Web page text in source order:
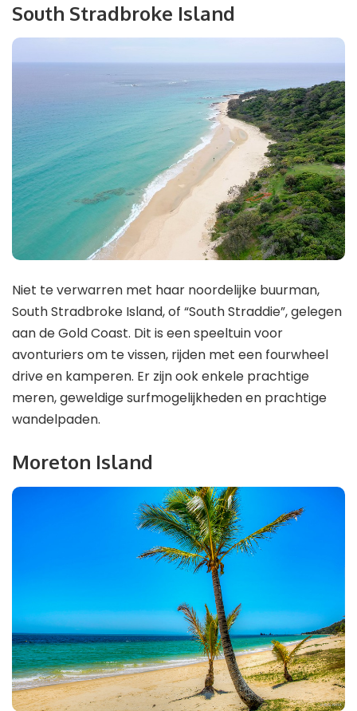
South Stradbroke Island
Niet te verwarren met haar noordelijke buurman,
South Stradbroke Island, of “South Straddie”, gelegen
aan de Gold Coast. Dit is een speeltuin voor
avonturiers om te vissen, rijden met een fourwheel
drive en kamperen. Er zijn ook enkele prachtige
meren, geweldige surfmogelijkheden en prachtige
wandelpaden.
Moreton Island